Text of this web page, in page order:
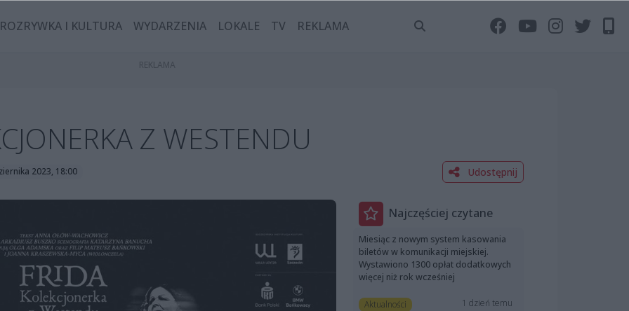
ROZRYWKA I KULTURA WYDARZENIA LOKALE TV REKLAMA
Z WESTENDU
2023, 18:00 Udostępnij
Najczęściej czytane
Miesiąc z nowym system kasowania
biletów w komunikacji miejskiej.
Wystawiono 1300 opłat dodatkowych
więcej niż rok wcześniej
Aktualności 1 dzień temu